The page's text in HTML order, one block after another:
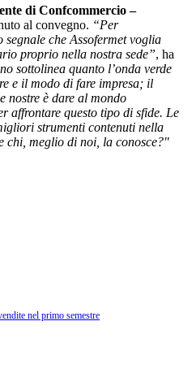
di Confcommercio –
al convegno. “Per
che Assofermet voglia
proprio nella nostra sede”, ha
sottolinea quanto l’onda verde
e il modo di fare impresa; il
nostre è dare al mondo
affrontare questo tipo di sfide. Le
strumenti contenuti nella
chi, meglio di noi, la conosce?"
nel primo semestre